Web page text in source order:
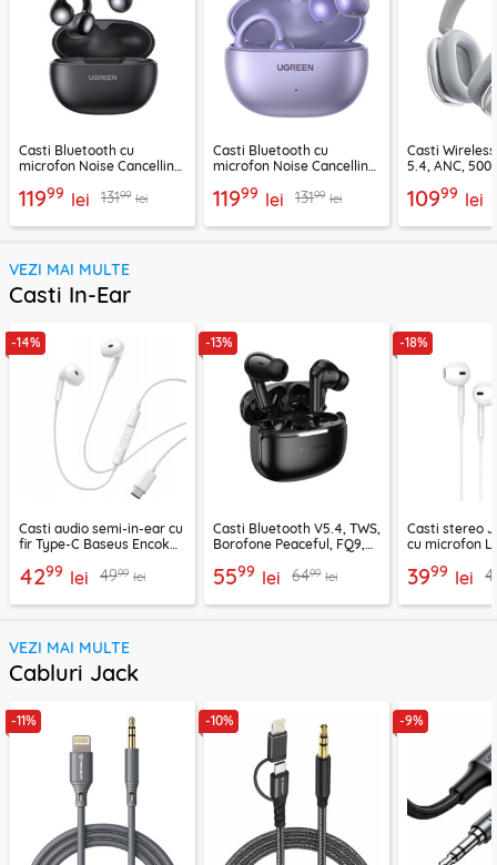
Casti Bluetooth cu
microfon Noise Cancelling
11999 lei 13199 lei
Casti Bluetooth cu
microfon Noise Cancelling
11999 lei 13199 lei
Casti
5.4, ANC,
10999 lei
VEZI MAI MULTE
Casti In-Ear
-14%
Casti audio semi-in-ear cu
fir Type-C Baseus Encok
4299 lei 4999 lei
-13%
Casti Bluetooth V5.4, TWS,
Borofone Peaceful, FQ9,
5599 lei 6499 lei
-18%
Casti stereo
cu microfon
3999 lei
VEZI MAI MULTE
Cabluri Jack
-11% -10% -9%